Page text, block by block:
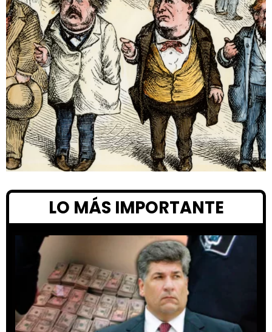
LO MÁS IMPORTANTE